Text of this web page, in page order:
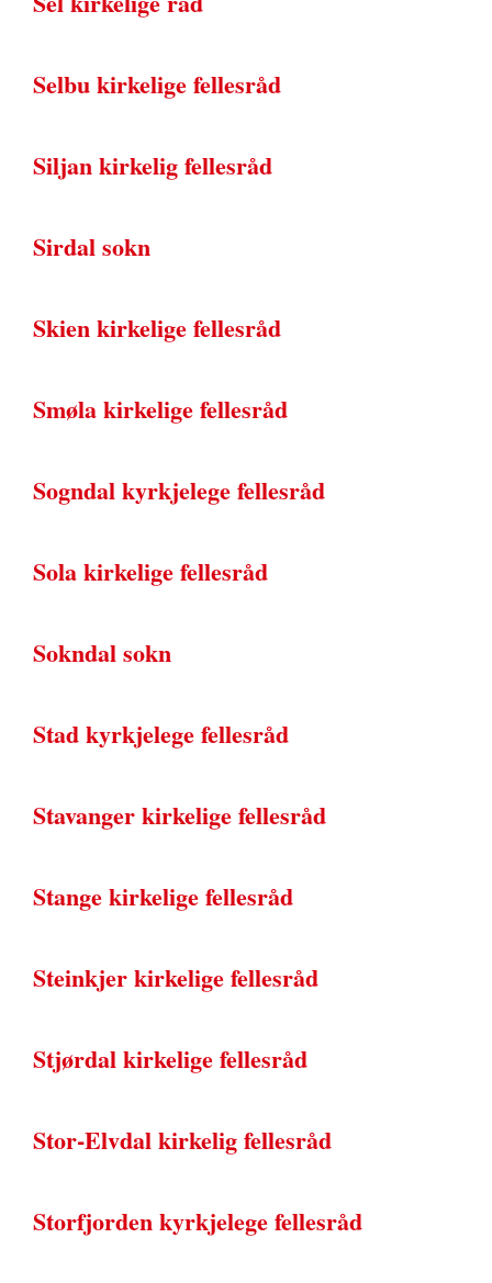
Selbu kirkelige fellesråd
Siljan kirkelig fellesråd
Sirdal sokn
Skien kirkelige fellesråd
Smøla kirkelige fellesråd
Sogndal kyrkjelege fellesråd
Sola kirkelige fellesråd
Sokndal sokn
Stad kyrkjelege fellesråd
Stavanger kirkelige fellesråd
Stange kirkelige fellesråd
Steinkjer kirkelige fellesråd
Stjørdal kirkelige fellesråd
Stor-Elvdal kirkelig fellesråd
Storfjorden kyrkjelege fellesråd